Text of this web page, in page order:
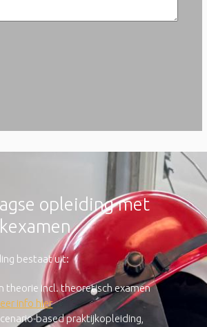
opleiding met
bestaat uit:
theorie incl. theoretisch examen
info hier
based praktijkopleiding,